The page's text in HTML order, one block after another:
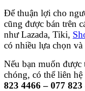
Để thuận lợi cho
cũng được bán trên
như Lazada, Tiki,
có nhiều lựa chọn và
Nếu bạn muốn được
chóng, có thể liên
823 4466 – 077 823